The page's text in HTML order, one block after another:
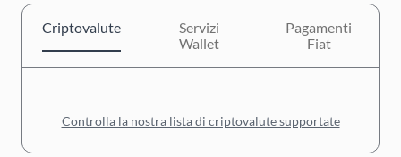
Criptovalute
Servizi
Wallet
Pagamenti
Fiat
Controlla la nostra lista di criptovalute supportate